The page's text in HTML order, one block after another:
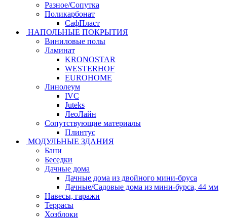
Разное/Сопутка
Поликарбонат
СафПласт
НАПОЛЬНЫЕ ПОКРЫТИЯ
Виниловые полы
Ламинат
KRONOSTAR
WESTERHOF
EUROHOME
Линолеум
IVC
Juteks
ЛеоЛайн
Сопутствующие материалы
Плинтус
МОДУЛЬНЫЕ ЗДАНИЯ
Бани
Беседки
Дачные дома
Дачные дома из двойного мини-бруса
Дачные/Садовые дома из мини-бурса, 44 мм
Навесы, гаражи
Террасы
Хозблоки